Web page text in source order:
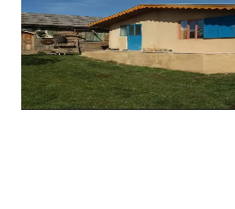
تالش